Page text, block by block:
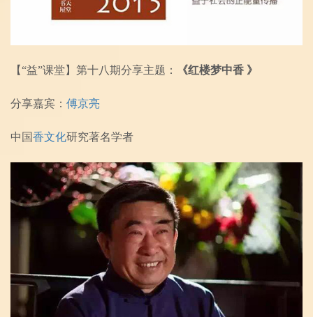
【“益”课堂】 第十八期分享主题： 《红楼梦中香 》
分享嘉宾： 傅京亮
中国香文化研究著名学者